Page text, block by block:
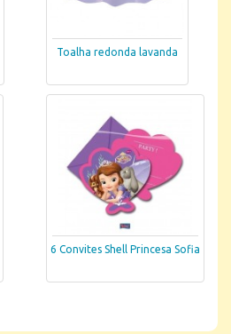
Toalha redonda lavanda
6 Convites Shell Princesa Sofia